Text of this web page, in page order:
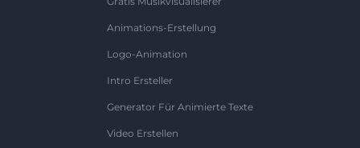
Animations-Erstellung
Logo-Animation
Intro Ersteller
Generator Für Animierte Texte
Video Erstellen